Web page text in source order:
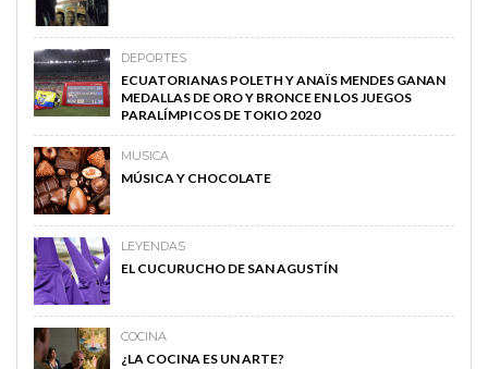
DEPORTES
ECUATORIANAS POLETH Y ANAÏS MENDES GANAN
MEDALLAS DE ORO Y BRONCE EN LOS JUEGOS
PARALÍMPICOS DE TOKIO 2020
MUSICA
MÚSICA Y CHOCOLATE
LEYENDAS
EL CUCURUCHO DE SAN AGUSTÍN
COCINA
¿LA COCINA ES UN ARTE?